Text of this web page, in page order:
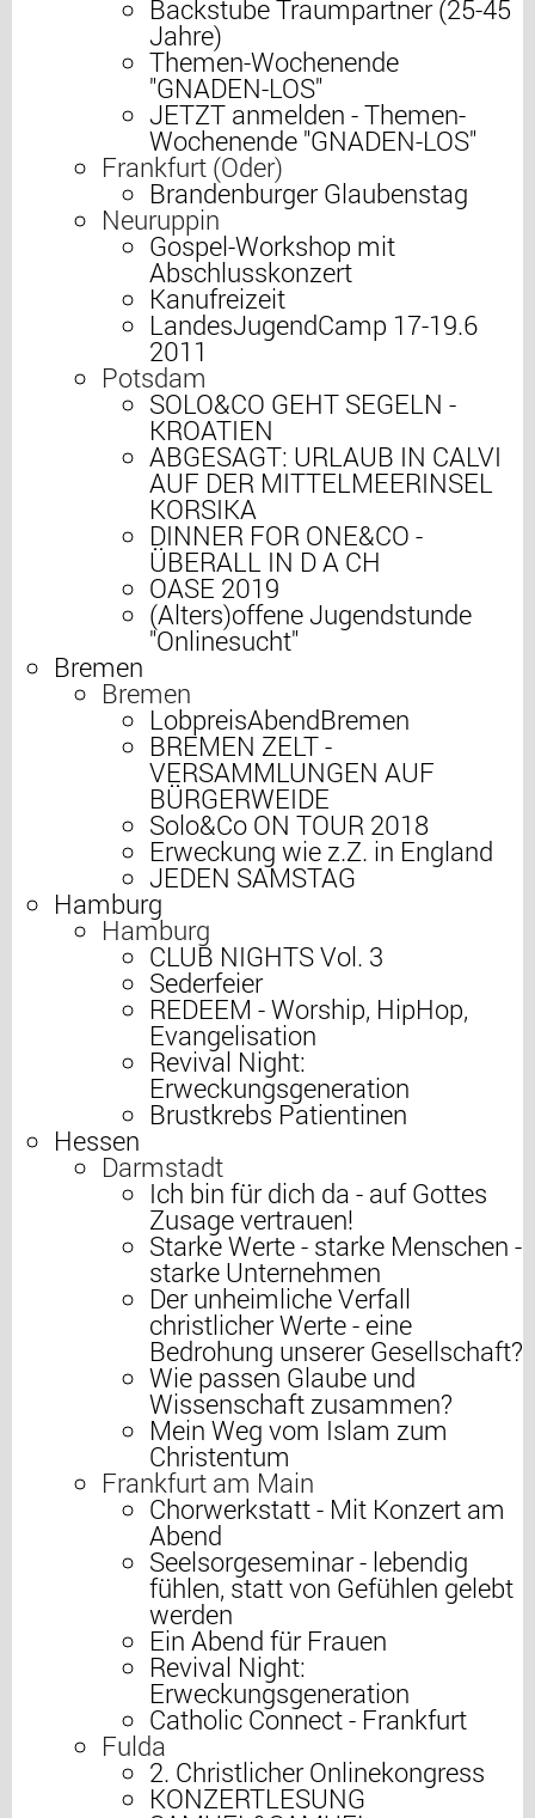
Backstube Traumpartner (25-45
Jahre)
Themen-Wochenende
"GNADEN-LOS"
JETZT anmelden - Themen-
Wochenende "GNADEN-LOS"
Frankfurt (Oder)
Brandenburger Glaubenstag
Neuruppin
Gospel-Workshop mit
Abschlusskonzert
Kanufreizeit
LandesJugendCamp 17-19.6
2011
Potsdam
SOLO&CO GEHT SEGELN -
KROATIEN
ABGESAGT: URLAUB IN CALVI
AUF DER MITTELMEERINSEL
KORSIKA
DINNER FOR ONE&CO -
ÜBERALL IN D A CH
OASE 2019
(Alters)offene Jugendstunde
"Onlinesucht"
Bremen
Bremen
LobpreisAbendBremen
BREMEN ZELT -
VERSAMMLUNGEN AUF
BÜRGERWEIDE
Solo&Co ON TOUR 2018
Erweckung wie z.Z. in England
JEDEN SAMSTAG
Hamburg
Hamburg
CLUB NIGHTS Vol. 3
Sederfeier
REDEEM - Worship, HipHop,
Evangelisation
Revival Night:
Erweckungsgeneration
Brustkrebs Patientinen
Hessen
Darmstadt
Ich bin für dich da - auf Gottes
Zusage vertrauen!
Starke Werte - starke Menschen -
starke Unternehmen
Der unheimliche Verfall
christlicher Werte - eine
Bedrohung unserer Gesellschaft?
Wie passen Glaube und
Wissenschaft zusammen?
Mein Weg vom Islam zum
Christentum
Frankfurt am Main
Chorwerkstatt - Mit Konzert am
Abend
Seelsorgeseminar - lebendig
fühlen, statt von Gefühlen gelebt
werden
Ein Abend für Frauen
Revival Night:
Erweckungsgeneration
Catholic Connect - Frankfurt
Fulda
2. Christlicher Onlinekongress
KONZERTLESUNG